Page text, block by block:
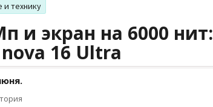
и технику
и экран на 6000 нит:
16 Ultra